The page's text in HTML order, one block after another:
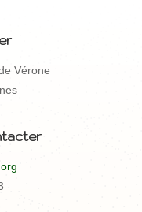
Vérone